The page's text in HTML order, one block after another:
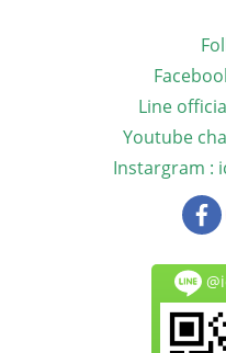
Line
Youtube
Instargram :